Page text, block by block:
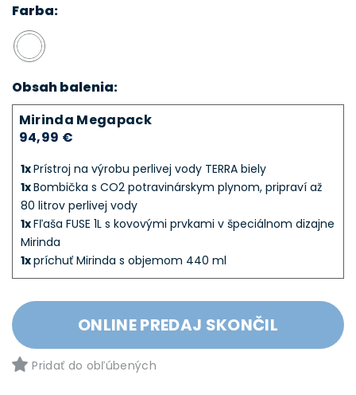
Farba:
Obsah balenia:
Mirinda Megapack
94,99 €
1xPrístroj na výrobu perlivej vody TERRA biely
1xBombička s CO2 potravinárskym plynom, pripraví až
80 litrov perlivej vody
1xFľaša FUSE 1L s kovovými prvkami v špeciálnom dizajne
Mirinda
1xpríchuť Mirinda s objemom 440 ml
ONLINE PREDAJ SKONČIL
Pridať do obľúbených